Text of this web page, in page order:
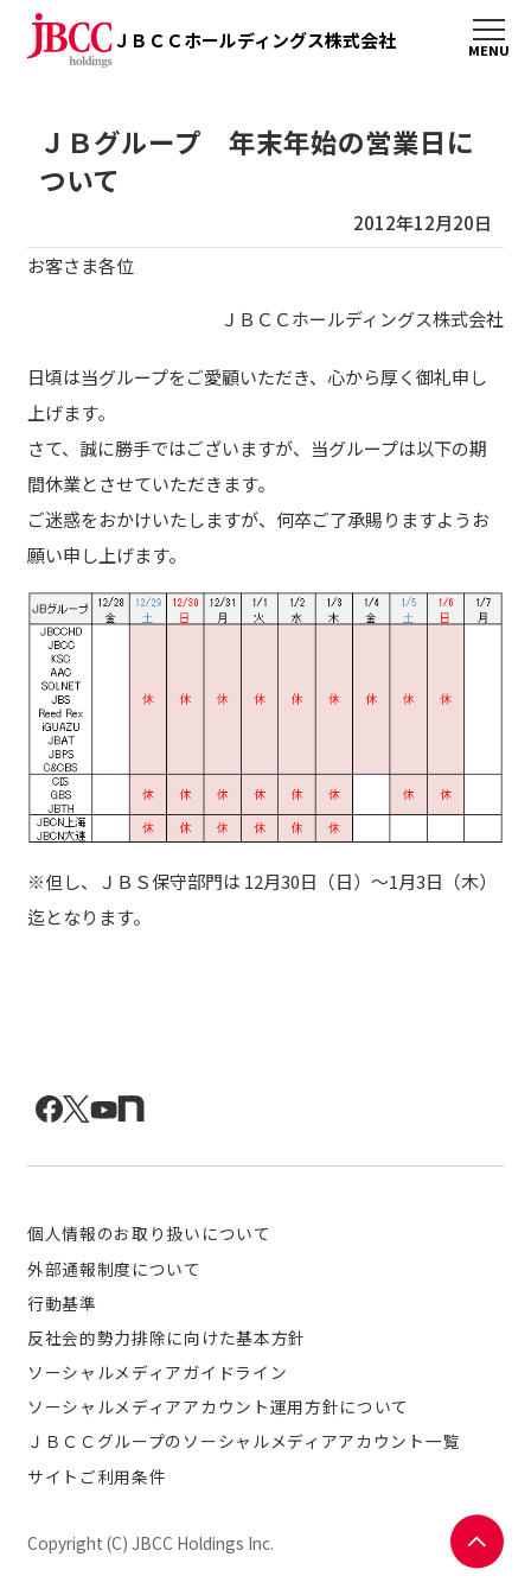
ＪＢＣＣホールディングス株式会社
ＪＢグループ 年末年始の営業日に
ついて
2012年12月20日
お客さま各位
ＪＢＣＣホールディングス株式会社
日頃は当グループをご愛顧いただき、心から厚く御礼申し
上げます。
さて、誠に勝手ではございますが、当グループは以下の期
間休業とさせていただきます。
ご迷惑をおかけいたしますが、何卒ご了承賜りますようお
願い申し上げます。
※但し、ＪＢＳ保守部門は 12月30日（日）～1月3日（木）
迄となります。
個人情報のお取り扱いについて
外部通報制度について
行動基準
反社会的勢力排除に向けた基本方針
ソーシャルメディアガイドライン
ソーシャルメディアアカウント運用方針について
ＪＢＣＣグループのソーシャルメディアアカウント一覧
サイトご利用条件
Copyright (C) JBCC Holdings Inc.